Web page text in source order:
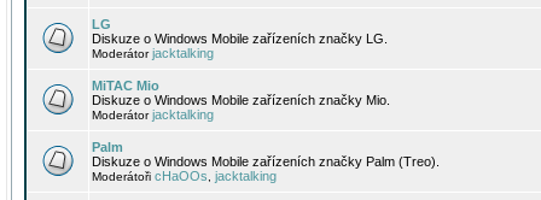
LG
Diskuze o Windows Mobile zařízeních značky LG.
Moderátorjacktalking
MiTAC Mio
Diskuze o Windows Mobile zařízeních značky Mio.
Moderátorjacktalking
Palm
Diskuze o Windows Mobile zařízeních značky Palm (Treo).
Moderátoři cHaOOs jacktalking